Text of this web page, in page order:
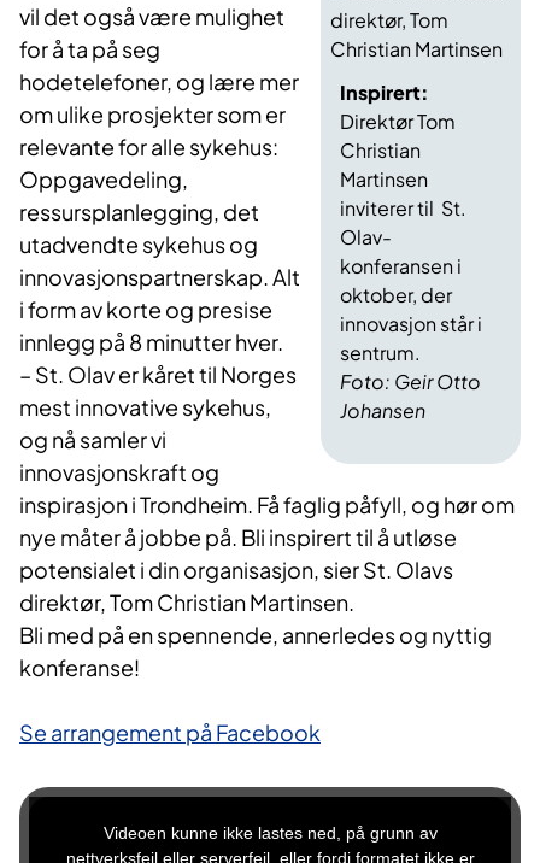
Foto: Geir Otto
Johansen
Inspirert:
Direktør Tom
Christian
Martinsen
inviterer til St.
Olav-
konferansen i
oktober, der
innovasjon står i
sentrum.
vil det også være mulighet
for å ta på seg
hodetelefoner, og lære mer
om ulike prosjekter som er
relevante for alle sykehus:
Oppgavedeling,
ressursplanlegging, det
utadvendte sykehus og
innovasjonspartnerskap. Alt
i form av korte og presise
innlegg på 8 minutter hver.
– St. Olav er kåret til Norges
mest innovative sykehus,
og nå samler vi
innovasjonskraft og
inspirasjon i Trondheim. Få faglig påfyll, og hør om
nye måter å jobbe på. Bli inspirert til å utløse
potensialet i din organisasjon, sier St. Olavs
direktør, Tom Christian Martinsen.
Bli med på en spennende, annerledes og nyttig
konferanse!
Se arrangement på Facebook
Videoen kunne ikke lastes ned, på grunn av
nettverksfeil eller serverfeil, eller fordi formatet ikke er